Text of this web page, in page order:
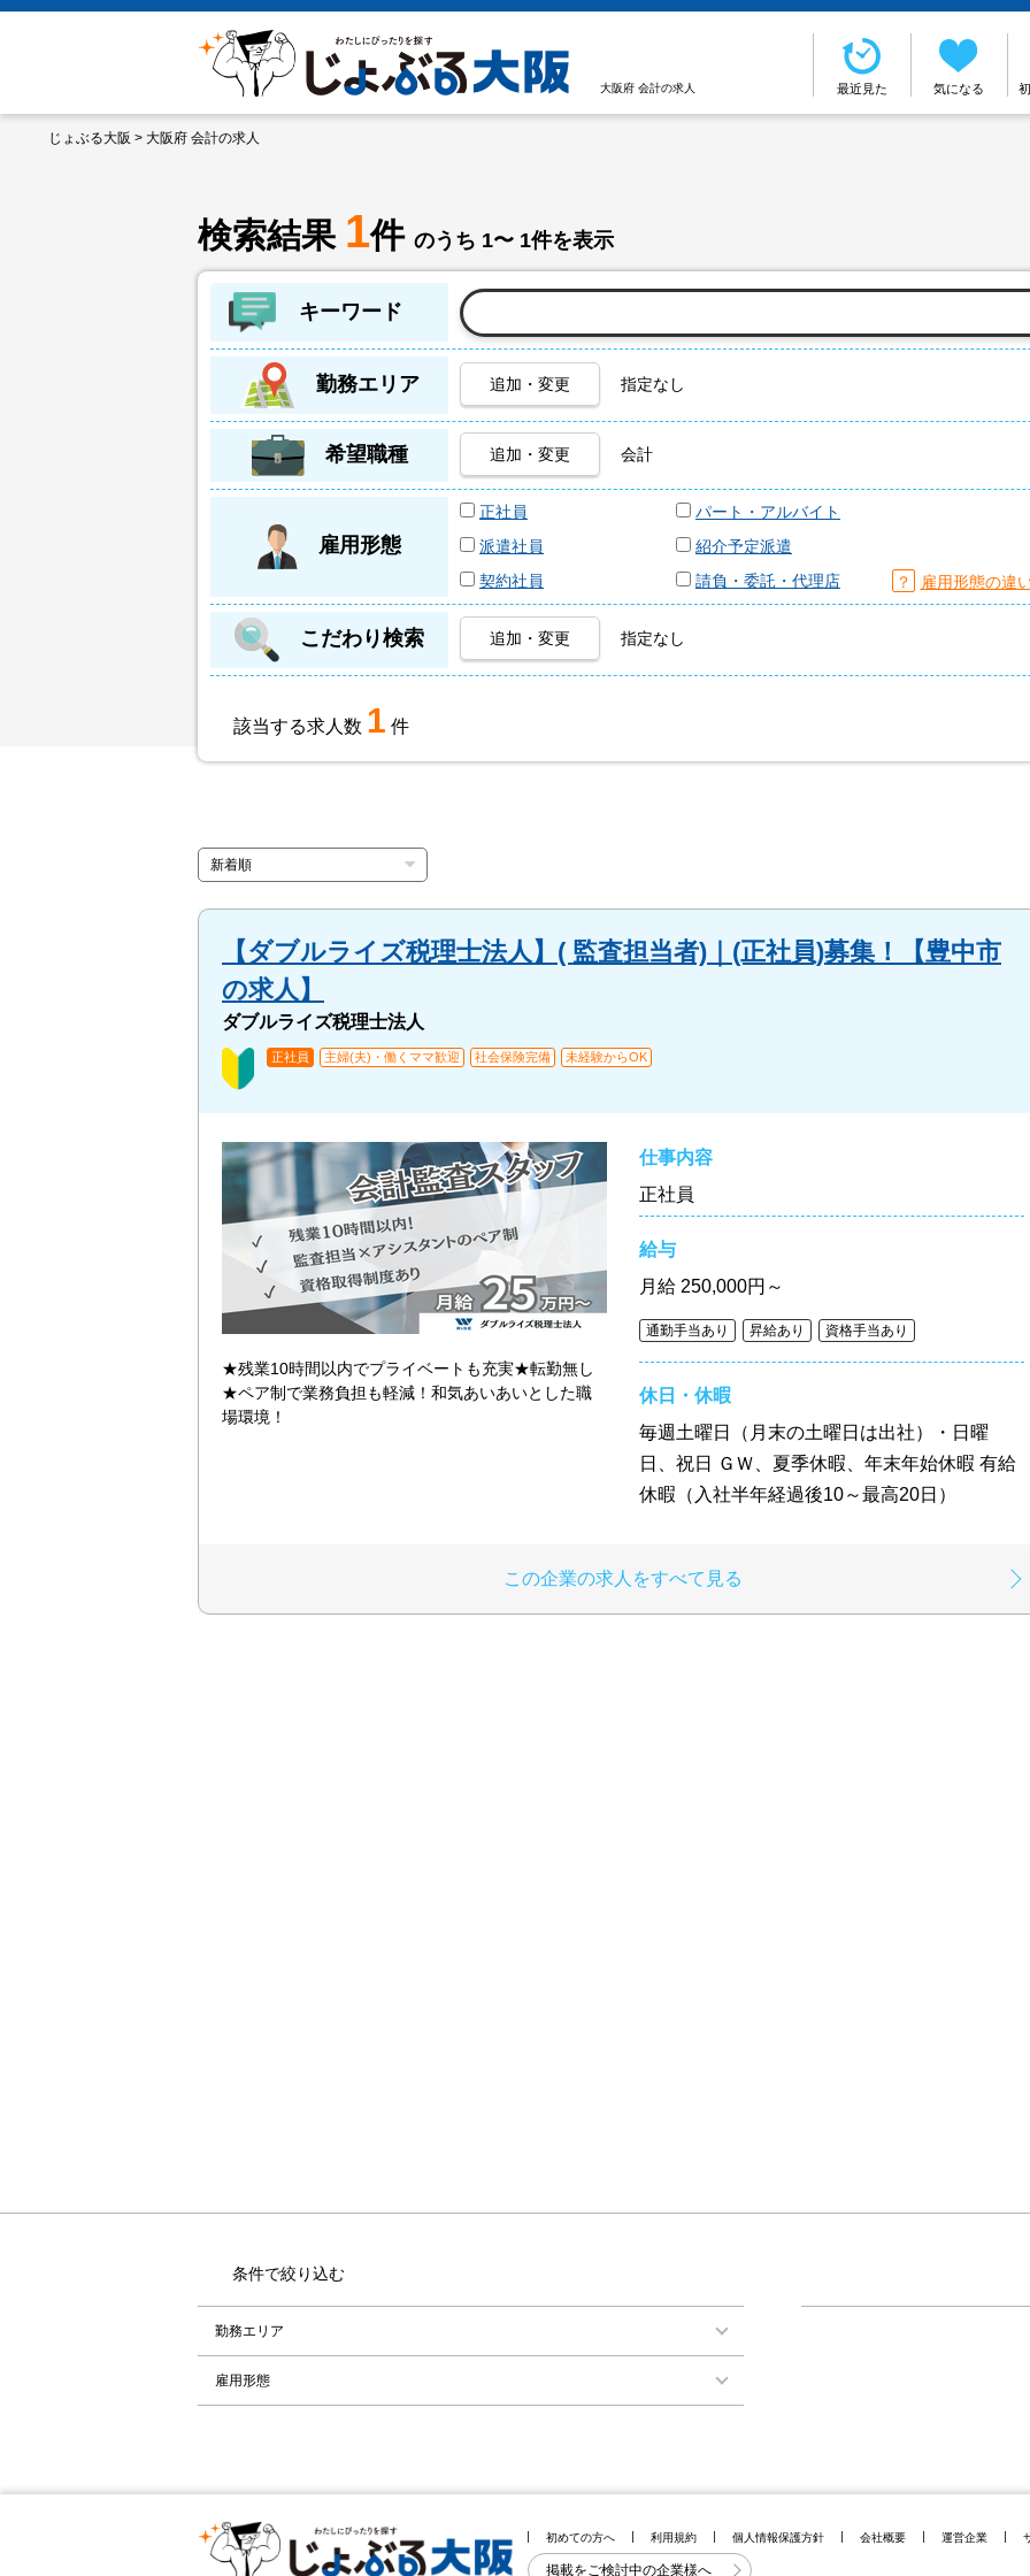
大阪府 会計の求人 最近見た 気になる
じょぶる大阪 > 大阪府 会計の求人
検索結果 1件 のうち 1〜 1件を表示
キーワード
勤務エリア 追加・変更 指定なし
希望職種 追加・変更 会計
雇用形態
正社員
パート・アルバイト
派遣社員
紹介予定派遣
契約社員
請負・委託・代理店 ？ 雇用形態の違
こだわり検索 追加・変更 指定なし
該当する求人数 1 件
【ダブルライズ税理士法人】( 監査担当者)｜(正社員)募集！【豊中市
の求人】
ダブルライズ税理士法人
正社員 主婦(夫)・働くママ歓迎 社会保険完備 未経験からOK
★残業10時間以内でプライベートも充実★転勤無し
★ペア制で業務負担も軽減！和気あいあいとした職
場環境！
仕事内容
正社員
給与
月給 250,000円～
通勤手当あり 昇給あり 資格手当あり
休日・休暇
毎週土曜日（月末の土曜日は出社）・日曜
日、祝日 ＧＷ、夏季休暇、年末年始休暇 有給
休暇（入社半年経過後10～最高20日）
この企業の求人をすべて見る
条件で絞り込む
勤務エリア
雇用形態
初めての方へ 利用規約 個人情報保護方針 会社概要 運営企業
掲載をご検討中の企業様へ